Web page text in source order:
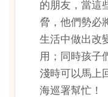
的朋友，當這
脅，他們勢必
生活中做出改
用；同時孩子
淺時可以馬上
海巡署幫忙！